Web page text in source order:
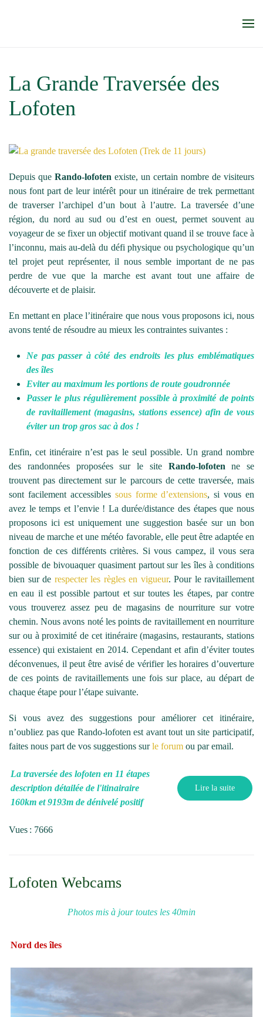
La Grande Traversée des
Lofoten
Depuis que Rando-lofoten existe, un certain nombre de visiteurs
nous font part de leur intérêt pour un itinéraire de trek permettant
de traverser l’archipel d’un bout à l’autre. La traversée d’une
région, du nord au sud ou d’est en ouest, permet souvent au
voyageur de se fixer un objectif motivant quand il se trouve face à
l’inconnu, mais au-delà du défi physique ou psychologique qu’un
tel projet peut représenter, il nous semble important de ne pas
perdre de vue que la marche est avant tout une affaire de
découverte et de plaisir.
En mettant en place l’itinéraire que nous vous proposons ici, nous
avons tenté de résoudre au mieux les contraintes suivantes :
Ne pas passer à côté des endroits les plus emblématiques
des îles
Eviter au maximum les portions de route goudronnée
Passer le plus régulièrement possible à proximité de points
de ravitaillement (magasins, stations essence) afin de vous
éviter un trop gros sac à dos !
Enfin, cet itinéraire n’est pas le seul possible. Un grand nombre
des randonnées proposées sur le site Rando-lofoten ne se
trouvent pas directement sur le parcours de cette traversée, mais
sont facilement accessibles sous forme d’extensions, si vous en
avez le temps et l’envie ! La durée/distance des étapes que nous
proposons ici est uniquement une suggestion basée sur un bon
niveau de marche et une météo favorable, elle peut être adaptée en
fonction de ces différents critères. Si vous campez, il vous sera
possible de bivouaquer quasiment partout sur les îles à conditions
bien sur de respecter les règles en vigueur. Pour le ravitaillement
en eau il est possible partout et sur toutes les étapes, par contre
vous trouverez assez peu de magasins de nourriture sur votre
chemin. Nous avons noté les points de ravitaillement en nourriture
sur ou à proximité de cet itinéraire (magasins, restaurants, stations
essence) qui existaient en 2014. Cependant et afin d’éviter toutes
déconvenues, il peut être avisé de vérifier les horaires d’ouverture
de ces points de ravitaillements une fois sur place, au départ de
chaque étape pour l’étape suivante.
Si vous avez des suggestions pour améliorer cet itinéraire,
n’oubliez pas que Rando-lofoten est avant tout un site participatif,
faites nous part de vos suggestions surle forum ou par email.
La traversée des lofoten en 11 étapes
description détailée de l'itinairaire
160km et 9193m de dénivelé positif
Lire la suite
Vues : 7666
Lofoten Webcams
Photos mis à jour toutes les 40min
Nord des îles